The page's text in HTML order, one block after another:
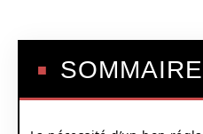
SOMMAIRE